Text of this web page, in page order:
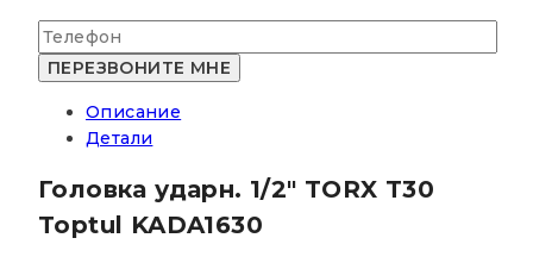
Описание
Детали
Головка ударн. 1/2″ TORX T30
Toptul KADA1630